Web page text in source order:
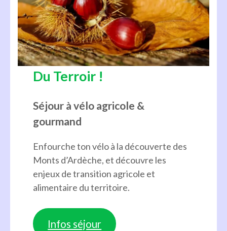
Du Terroir !
Séjour à vélo agricole &
gourmand
Enfourche ton vélo à la découverte des
Monts d’Ardèche, et découvre les
enjeux de transition agricole et
alimentaire du territoire.
Infos séjour